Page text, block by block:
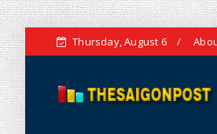
Thursday, August 6